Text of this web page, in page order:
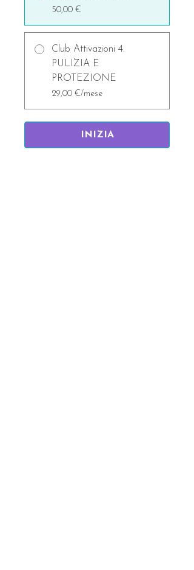
50,00 €
Club Attivazioni 4.
PULIZIA E
PROTEZIONE
29,00 €/mese
INIZIA